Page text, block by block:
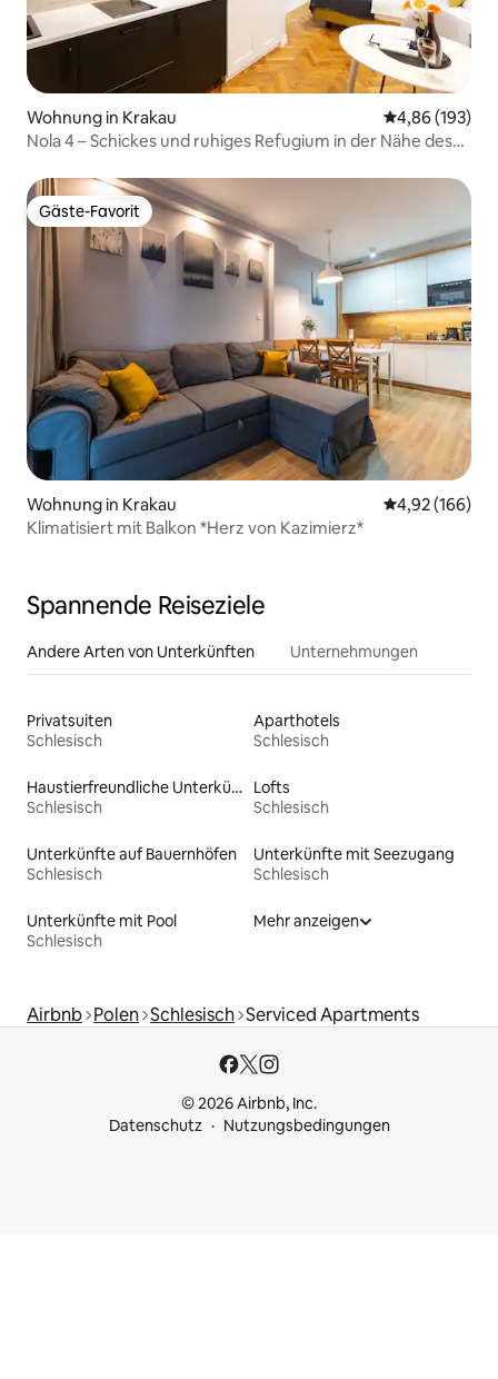
Wohnung in Krakau
4,86 (193)
Nola 4 – Schickes und ruhiges Refugium in der Nähe des
Gäste-Favorit
Gäste-Favorit
Wohnung in Krakau
4,92 (166)
Klimatisiert mit Balkon *Herz von Kazimierz*
Spannende Reiseziele
Andere Arten von Unterkünften Unternehmungen
Privatsuiten
Schlesisch
Aparthotels
Schlesisch
Haustierfreundliche Unterkünfte
Schlesisch
Lofts
Schlesisch
Unterkünfte auf Bauernhöfen
Schlesisch
Unterkünfte mit Seezugang
Schlesisch
Unterkünfte mit Pool
Schlesisch
Mehr anzeigen
Airbnb Polen Schlesisch Serviced Apartments
© 2026 Airbnb, Inc.
Datenschutz
Nutzungsbedingungen